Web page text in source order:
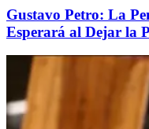
Gustavo Petro: La
Esperará al Dejar la